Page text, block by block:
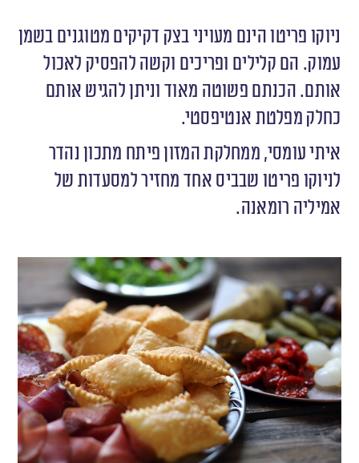
ניוקו פריטו הינם מעויני בצק דקיקים מטוגנים בשמן
עמוק. הם קלילים ופריכים וקשה להפסיק לאכול
אותם. הכנתם פשוטה מאוד וניתן להגיש אותם
כחלק מפלטת אנטיפסטי.
איתי עומסי, ממחלקת המזון פיתח מתכון נהדר
לניוקו פריטו שבביס אחד מחזיר למסעדות של
אמיליה רומאנה.